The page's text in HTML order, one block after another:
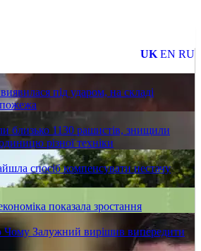
UK EN RU
під ударом, на складі
близько 1130 рашистів, знищили
різної техніки
спосіб компенсувати нестачу
показала зростання
Чому Залужний вирішив випередити